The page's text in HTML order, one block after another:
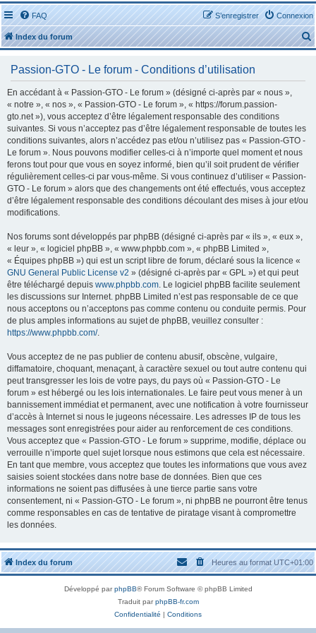
FAQ Connexion
S’enregistrer
Index du forum
e
Passion-GTO - Le forum - Conditions d’utilisation
En accédant à « Passion-GTO - Le forum » (désigné ci-après par « nous »,
« notre », « nos », « Passion-GTO - Le forum », « https://forum.passion-
gto.net »), vous acceptez d’être légalement responsable des conditions
suivantes. Si vous n’acceptez pas d’être légalement responsable de toutes les
conditions suivantes, alors n’accédez pas et/ou n’utilisez pas « Passion-GTO -
Le forum ». Nous pouvons modifier celles-ci à n’importe quel moment et nous
ferons tout pour que vous en soyez informé, bien qu’il soit prudent de vérifier
régulièrement celles-ci par vous-même. Si vous continuez d’utiliser « Passion-
GTO - Le forum » alors que des changements ont été effectués, vous acceptez
d’être légalement responsable des conditions découlant des mises à jour et/ou
modifications.
Nos forums sont développés par phpBB (désigné ci-après par « ils », « eux »,
« leur », « logiciel phpBB », « www.phpbb.com », « phpBB Limited »,
« Équipes phpBB ») qui est un script libre de forum, déclaré sous la licence «
GNU General Public License v2 » (désigné ci-après par « GPL ») et qui peut
être téléchargé depuis www.phpbb.com. Le logiciel phpBB facilite seulement
les discussions sur Internet. phpBB Limited n’est pas responsable de ce que
nous acceptons ou n’acceptons pas comme contenu ou conduite permis. Pour
de plus amples informations au sujet de phpBB, veuillez consulter :
https://www.phpbb.com/.
Vous acceptez de ne pas publier de contenu abusif, obscène, vulgaire,
diffamatoire, choquant, menaçant, à caractère sexuel ou tout autre contenu qui
peut transgresser les lois de votre pays, du pays où « Passion-GTO - Le
forum » est hébergé ou les lois internationales. Le faire peut vous mener à un
bannissement immédiat et permanent, avec une notification à votre fournisseur
d’accès à Internet si nous le jugeons nécessaire. Les adresses IP de tous les
messages sont enregistrées pour aider au renforcement de ces conditions.
Vous acceptez que « Passion-GTO - Le forum » supprime, modifie, déplace ou
verrouille n’importe quel sujet lorsque nous estimons que cela est nécessaire.
En tant que membre, vous acceptez que toutes les informations que vous avez
saisies soient stockées dans notre base de données. Bien que ces
informations ne soient pas diffusées à une tierce partie sans votre
consentement, ni « Passion-GTO - Le forum », ni phpBB ne pourront être tenus
comme responsables en cas de tentative de piratage visant à compromettre
les données.
Index du forum Heures au formatUTC+01:00
Développé parphpBB® Forum Software © phpBB Limited
Traduit parphpBB-fr.com
Confidentialité | Conditions